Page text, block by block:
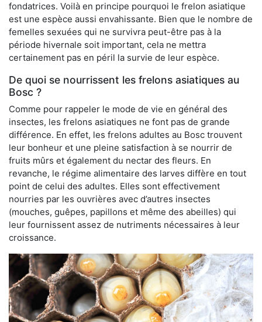
fondatrices. Voilà en principe pourquoi le frelon asiatique
est une espèce aussi envahissante. Bien que le nombre de
femelles sexuées qui ne survivra peut-être pas à la
période hivernale soit important, cela ne mettra
certainement pas en péril la survie de leur espèce.
De quoi se nourrissent les frelons asiatiques au
Bosc ?
Comme pour rappeler le mode de vie en général des
insectes, les frelons asiatiques ne font pas de grande
différence. En effet, les frelons adultes au Bosc trouvent
leur bonheur et une pleine satisfaction à se nourrir de
fruits mûrs et également du nectar des fleurs. En
revanche, le régime alimentaire des larves diffère en tout
point de celui des adultes. Elles sont effectivement
nourries par les ouvrières avec d’autres insectes
(mouches, guêpes, papillons et même des abeilles) qui
leur fournissent assez de nutriments nécessaires à leur
croissance.